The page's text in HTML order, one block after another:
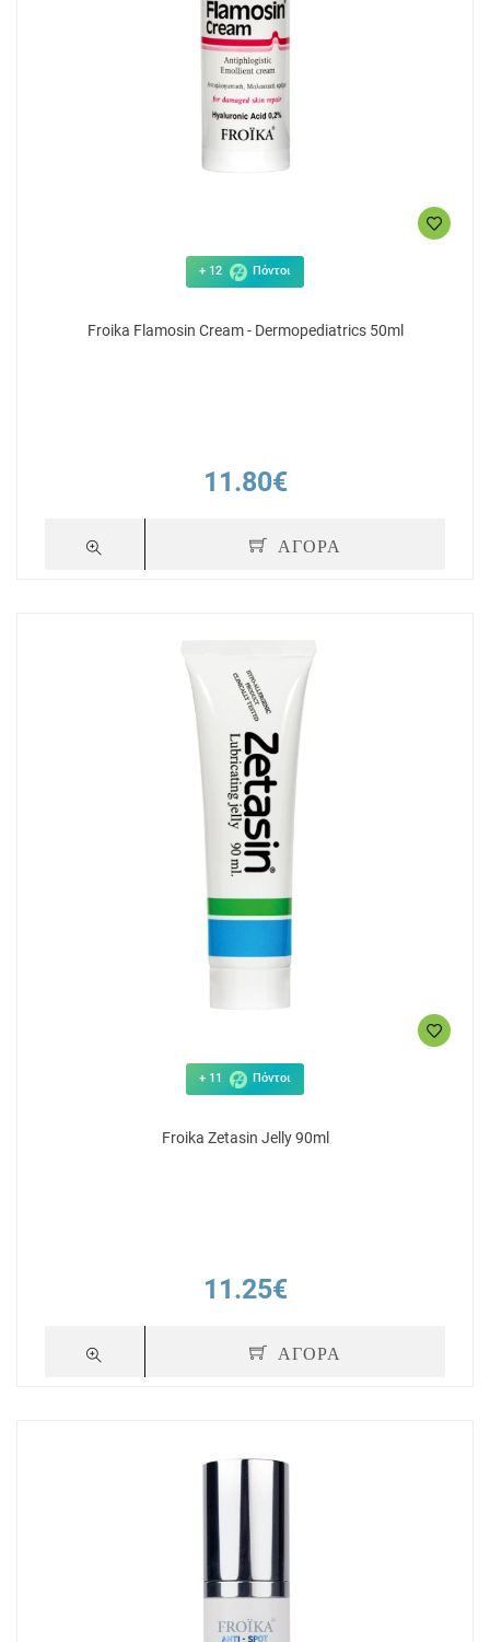
+ 12 Πόντοι
Froika Flamosin Cream - Dermopediatrics 50ml
11.80€
ΑΓΟΡΑ
+ 11 Πόντοι
Froika Zetasin Jelly 90ml
11.25€
ΑΓΟΡΑ